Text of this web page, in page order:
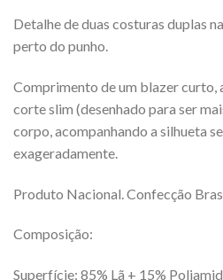
Detalhe de duas costuras duplas
perto do punho.
Comprimento de um blazer curto,
corte slim (desenhado para ser
corpo, acompanhando a silhueta
exageradamente.
Produto Nacional. Confecção
Composição:
Superfície: 85% Lã + 15%